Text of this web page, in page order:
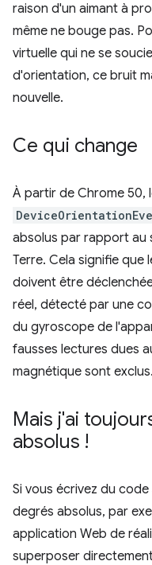
raison d'un aimant à
même ne bouge pas.
virtuelle qui ne se
d'orientation, ce bruit
nouvelle.
Ce qui change
À partir de Chrome 50,
absolus par rapport au
Terre. Cela signifie que
doivent être
réel, détecté par une
du gyroscope de
fausses lectures dues
magnétique sont exclus.
Mais j'ai
absolus !
Si vous écrivez du
degrés absolus, par
application Web de
superposer